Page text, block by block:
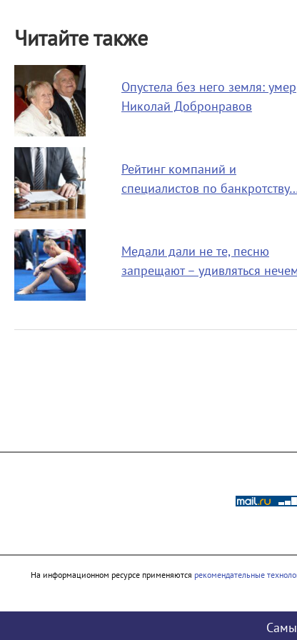
Читайте также
Опустела без него земля: умер
Николай Добронравов
Рейтинг компаний и
специалистов по
Медали дали не те, песню
запрещают – удивляться
На информационном ресурсе применяются рекомендательные